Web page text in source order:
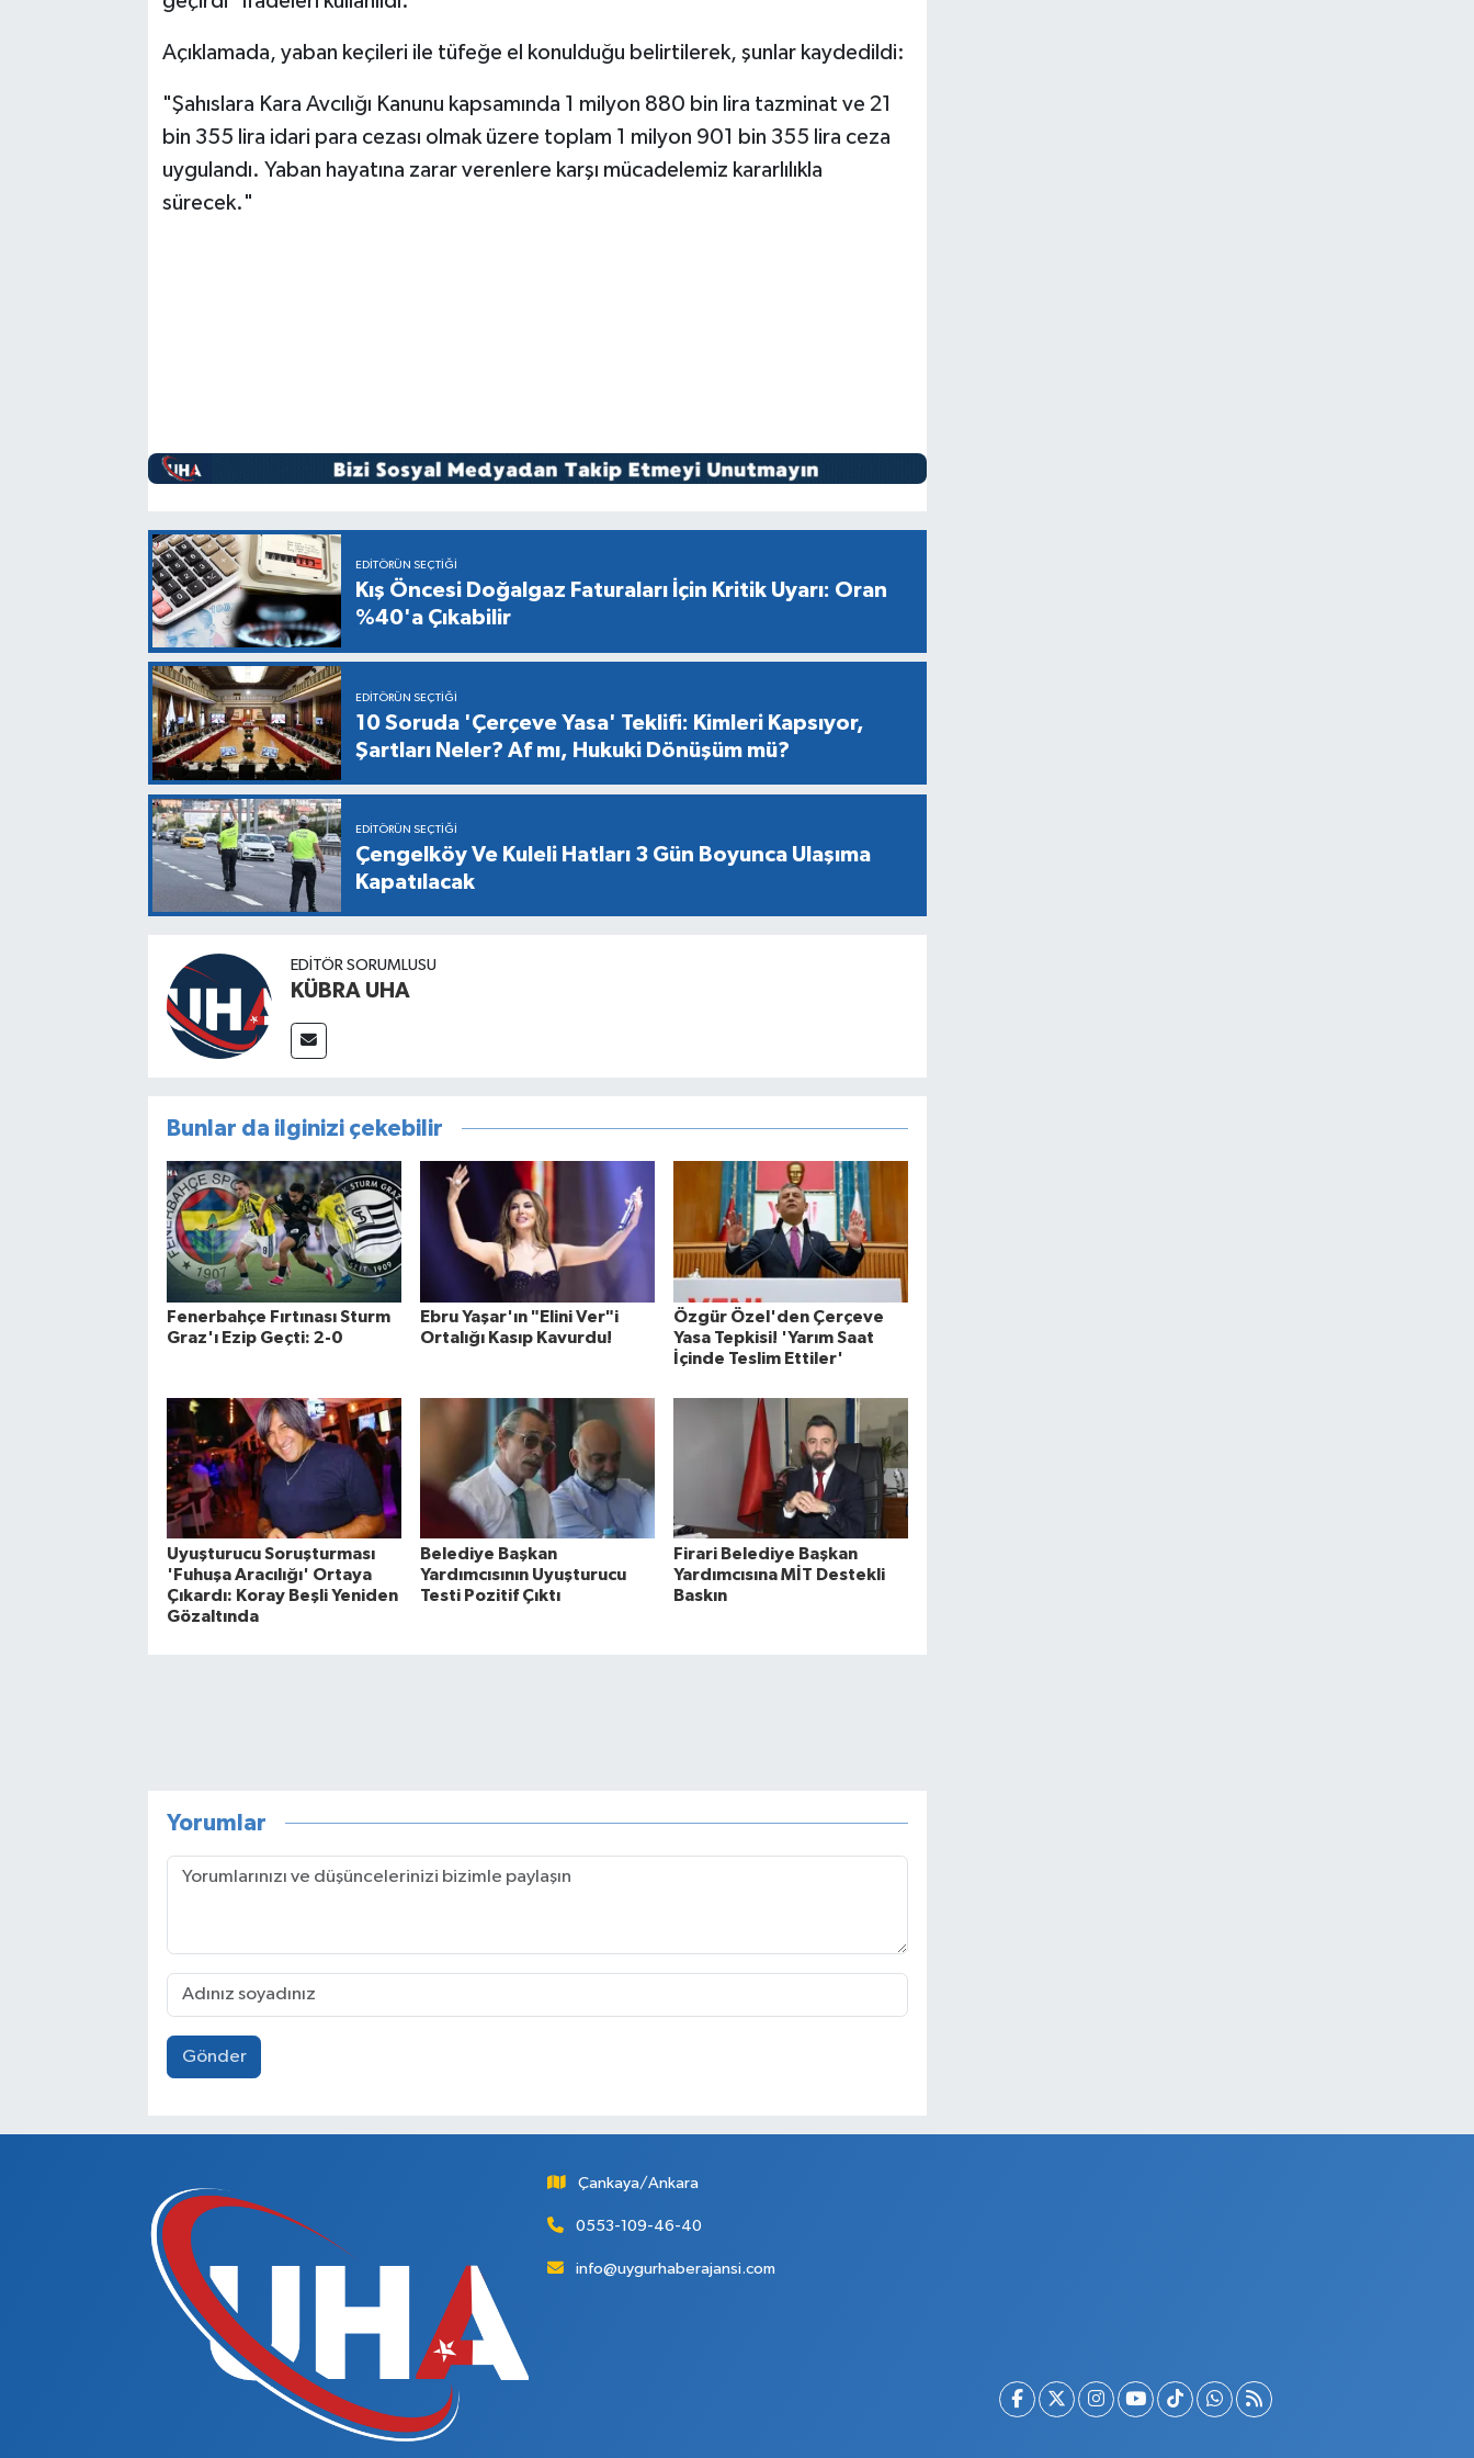
Açıklamada, yaban keçileri ile tüfeğe el konulduğu belirtilerek, şunlar kaydedildi:
"Şahıslara Kara Avcılığı Kanunu kapsamında 1 milyon 880 bin lira tazminat ve 21
bin 355 lira idari para cezası olmak üzere toplam 1 milyon 901 bin 355 lira ceza
uygulandı. Yaban hayatına zarar verenlere karşı mücadelemiz kararlılıkla
sürecek."
EDITÖRÜN SEÇTIĞI
Kış Öncesi Doğalgaz Faturaları İçin Kritik Uyarı: Oran
%40'a Çıkabilir
EDITÖRÜN SEÇTIĞI
10 Soruda 'Çerçeve Yasa' Teklifi: Kimleri Kapsıyor,
Şartları Neler? Af mı, Hukuki Dönüşüm mü?
EDITÖRÜN SEÇTIĞI
Çengelköy Ve Kuleli Hatları 3 Gün Boyunca Ulaşıma
Kapatılacak
EDİTÖR SORUMLUSU
KÜBRA UHA
Bunlar da ilginizi çekebilir
Fenerbahçe Fırtınası Sturm
Graz'ı Ezip Geçti: 2-0
Ebru Yaşar'ın "Elini Ver"i
Ortalığı Kasıp Kavurdu!
Özgür Özel'den Çerçeve
Yasa Tepkisi! 'Yarım Saat
İçinde Teslim Ettiler'
Uyuşturucu Soruşturması
'Fuhuşa Aracılığı' Ortaya
Çıkardı: Koray Beşli Yeniden
Gözaltında
Belediye Başkan
Yardımcısının Uyuşturucu
Testi Pozitif Çıktı
Firari Belediye Başkan
Yardımcısına MİT Destekli
Baskın
Yorumlar
Gönder
Çankaya/Ankara
0553-109-46-40
info@uygurhaberajansi.com